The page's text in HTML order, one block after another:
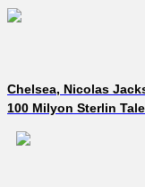
Chelsea, Nicolas
100 Milyon Sterlin